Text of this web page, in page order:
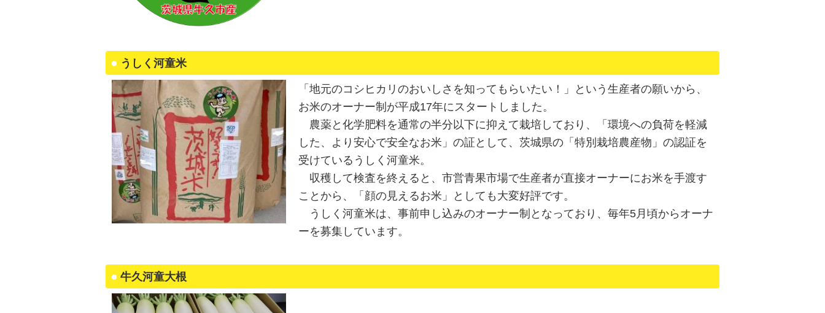
うしく河童米
「地元のコシヒカリのおいしさを知ってもらいたい！」という生産者の願いから、
お米のオーナー制が平成17年にスタートしました。
農薬と化学肥料を通常の半分以下に抑えて栽培しており、「環境への負荷を軽減
した、より安心で安全なお米」の証として、茨城県の「特別栽培農産物」の認証を
受けているうしく河童米。
収穫して検査を終えると、市営青果市場で生産者が直接オーナーにお米を手渡す
ことから、「顔の見えるお米」としても大変好評です。
うしく河童米は、事前申し込みのオーナー制となっており、毎年5月頃からオーナ
ーを募集しています。
牛久河童大根